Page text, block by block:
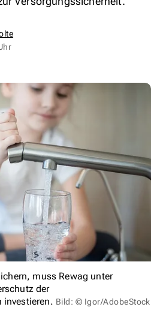
muss Rewag unter
der
investieren. Bild: © Igor/AdobeStock